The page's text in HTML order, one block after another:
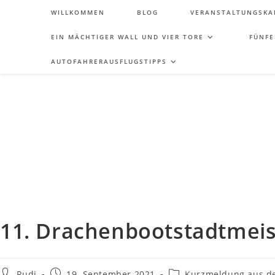
WILLKOMMEN BLOG
EIN MÄCHTIGER WALL UND VIER TORE
AUTOFAHRERAUSFLUGSTIPPS
11.